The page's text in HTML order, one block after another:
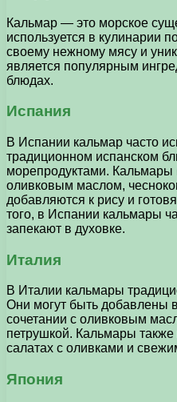
Кальмар — это морское
используется в кулинарии
своему нежному мясу и
является популярным
блюдах.
Испания
В Испании кальмар часто
традиционном испанском
морепродуктами. Кальмары
оливковым маслом,
добавляются к рису и
того, в Испании кальмары
запекают в духовке.
Италия
В Италии кальмары
Они могут быть добавлены
сочетании с оливковым
петрушкой. Кальмары
салатах с оливками и
Япония